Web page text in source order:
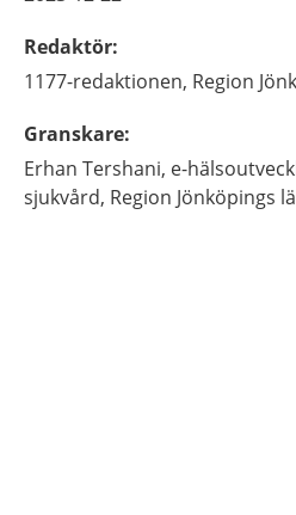
Redaktör:
1177-redaktionen, Region
Granskare:
Erhan Tershani, e-
sjukvård, Region Jönköpings